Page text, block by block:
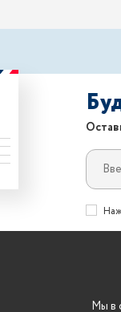
Мы в